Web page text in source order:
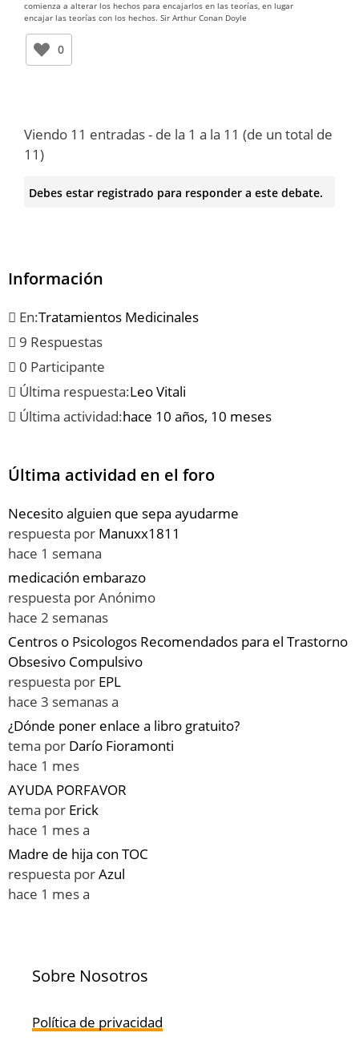
comienza a alterar los hechos para encajarlos en las teorías, en lugar
encajar las teorías con los hechos. Sir Arthur Conan Doyle
0
Viendo 11 entradas - de la 1 a la 11 (de un total de
11)
Debes estar registrado para responder a este debate.
Información
En:Tratamientos Medicinales
9 Respuestas
0 Participante
Última respuesta:Leo Vitali
Última actividad:hace 10 años, 10 meses
Última actividad en el foro
Necesito alguien que sepa ayudarme
respuesta por Manuxx1811
hace 1 semana
medicación embarazo
respuesta porAnónimo
hace 2 semanas
Centros o Psicologos Recomendados para el Trastorno
Obsesivo Compulsivo
respuesta por EPL
hace 3 semanas a
¿Dónde poner enlace a libro gratuito?
tema por Darío Fioramonti
hace 1 mes
AYUDA PORFAVOR
tema por Erick
hace 1 mes a
Madre de hija con TOC
respuesta porAzul
hace 1 mes a
Sobre Nosotros
Política de privacidad